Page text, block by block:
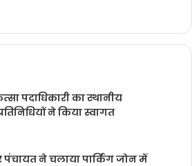
पदाधिकारी का स्थानीय
ने किया स्वागत
ने चलाया पार्किंग जोन में